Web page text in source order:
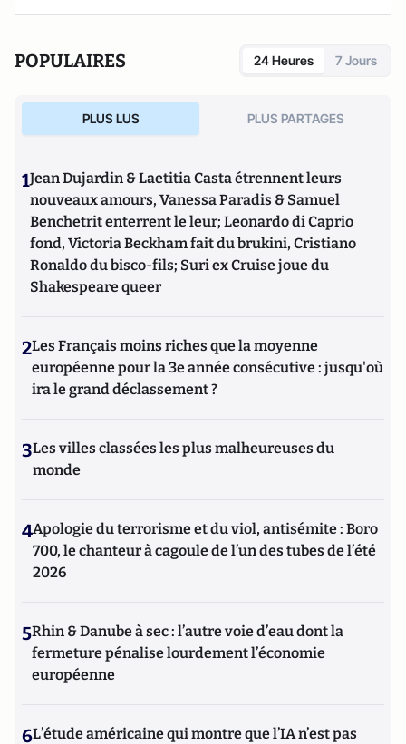
POPULAIRES 24 Heures 7 Jours
PLUS LUS PLUS PARTAGES
1Jean Dujardin & Laetitia Casta étrennent leurs
nouveaux amours, Vanessa Paradis & Samuel
Benchetrit enterrent le leur; Leonardo di Caprio
fond, Victoria Beckham fait du brukini, Cristiano
Ronaldo du bisco-fils; Suri ex Cruise joue du
Shakespeare queer
2Les Français moins riches que la moyenne
européenne pour la 3e année consécutive : jusqu'où
ira le grand déclassement ?
3Les villes classées les plus malheureuses du
monde
4Apologie du terrorisme et du viol, antisémite : Boro
700, le chanteur à cagoule de l’un des tubes de l’été
2026
5Rhin & Danube à sec : l’autre voie d’eau dont la
fermeture pénalise lourdement l’économie
européenne
6L’étude américaine qui montre que l’IA n’est pas